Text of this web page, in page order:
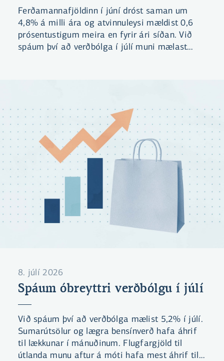
Ferðamannafjöldinn í júní dróst saman um
4,8% á milli ára og atvinnuleysi mældist 0,6
prósentustigum meira en fyrir ári síðan. Við
spáum því að verðbólga í júlí muni mælast
8. júlí 2026
Spáum óbreyttri verðbólgu í júlí
Við spáum því að verðbólga mælist 5,2% í júlí.
Sumarútsölur og lægra bensínverð hafa áhrif
til lækkunar í mánuðinum. Flugfargjöld til
útlanda munu aftur á móti hafa mest áhrif til